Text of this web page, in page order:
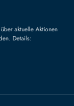
aktuelle Aktionen
Details: